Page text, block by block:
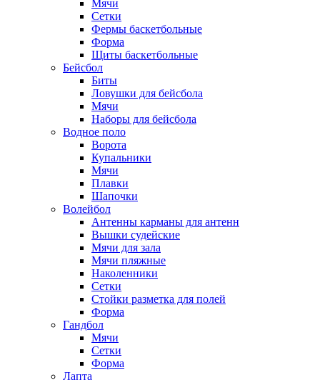
Мячи
Сетки
Фермы баскетбольные
Форма
Щиты баскетбольные
Бейсбол
Биты
Ловушки для бейсбола
Мячи
Наборы для бейсбола
Водное поло
Ворота
Купальники
Мячи
Плавки
Шапочки
Волейбол
Антенны карманы для антенн
Вышки судейские
Мячи для зала
Мячи пляжные
Наколенники
Сетки
Стойки разметка для полей
Форма
Гандбол
Мячи
Сетки
Форма
Лапта